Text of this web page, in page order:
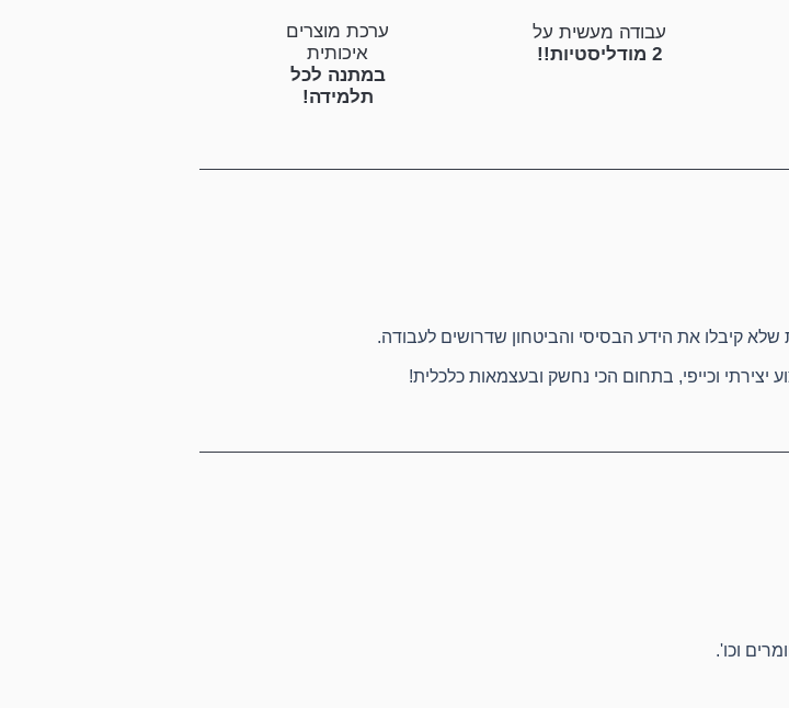
ערכת מוצרים
איכותית
במתנה לכל
תלמידה!
עבודה מעשית על
2 מודליסטיות!!
קיבלו את הידע הבסיסי והביטחון שדרושים לעבודה.
וכייפי, בתחום הכי נחשק ובעצמאות כלכלית!
וכו'.